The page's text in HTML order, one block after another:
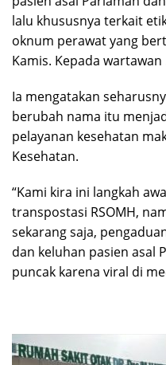
lalu khususnya terkait
oknum perawat yang
Kamis. Kepada wartawan
Ia mengatakan
berubah nama itu
pelayanan kesehatan
Kesehatan.
“Kami kira ini langkah
transpostasi RSOMH,
sekarang saja,
dan keluhan pasien asal
puncak karena viral di